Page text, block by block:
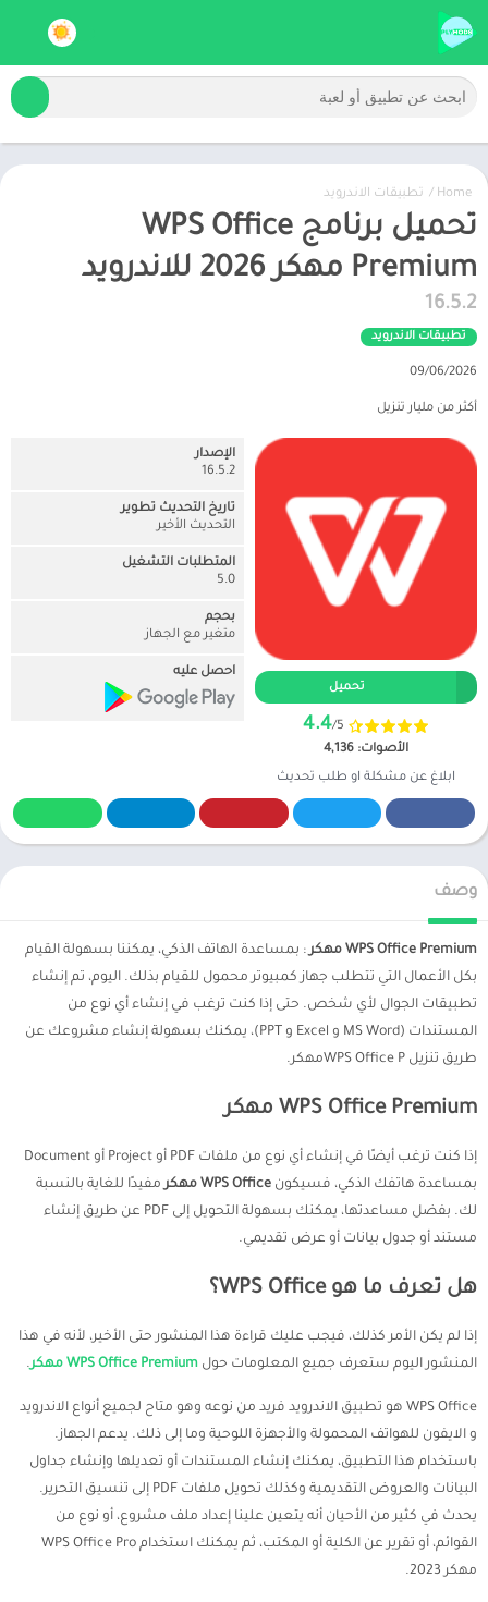
Home
/ تطبيقات الاندرويد
تحميل برنامج WPS Office
Premium مهكر 2026 للاندرويد
16.5.2
تطبيقات الاندرويد
09/06/2026
أكثر من مليار تنزيل
تحميل
4.4/5
الأصوات: 4,136
ابلاغ عن مشكلة او طلب تحديث
الإصدار
16.5.2
تاريخ التحديث تطوير
التحديث الأخير
المتطلبات التشغيل
5.0
بحجم
متغير مع الجهاز
احصل عليه
وصف
WPS Office Premium مهكر
: بمساعدة الهاتف الذكي، يمكننا بسهولة القيام
بكل الأعمال التي تتطلب جهاز كمبيوتر محمول للقيام بذلك. اليوم، تم إنشاء
تطبيقات الجوال لأي شخص. حتى إذا كنت ترغب في إنشاء أي نوع من
المستندات (MS Word و Excel و PPT)، يمكنك بسهولة إنشاء مشروعك عن
طريق تنزيل WPS Office Pمهكر.
WPS Office Premium مهكر
إذا كنت ترغب أيضًا في إنشاء أي نوع من ملفات PDF أو Project أو Document
بمساعدة هاتفك الذكي، فسيكون WPS Office مهكر
مفيدًا للغاية بالنسبة
لك. بفضل مساعدتها، يمكنك بسهولة التحويل إلى PDF عن طريق إنشاء
مستند أو جدول بيانات أو عرض تقديمي.
هل تعرف ما هو WPS Office؟
إذا لم يكن الأمر كذلك، فيجب عليك قراءة هذا المنشور حتى الأخير، لأنه في هذا
المنشور اليوم ستعرف جميع المعلومات حول WPS Office Premium مهكر .
WPS Office هو تطبيق الاندرويد فريد من نوعه وهو متاح لجميع أنواع الاندرويد
و الايفون للهواتف المحمولة والأجهزة اللوحية وما إلى ذلك. يدعم الجهاز.
باستخدام هذا التطبيق، يمكنك إنشاء المستندات أو تعديلها وإنشاء جداول
البيانات والعروض التقديمية وكذلك تحويل ملفات PDF إلى تنسيق التحرير.
يحدث في كثير من الأحيان أنه يتعين علينا إعداد ملف مشروع، أو نوع من
القوائم، أو تقرير عن الكلية أو المكتب، ثم يمكنك استخدام WPS Office Pro
مهكر 2023.